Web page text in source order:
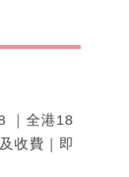
｜全港18
收費｜即